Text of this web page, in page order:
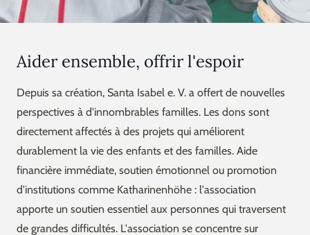
Aider ensemble, offrir l'espoir
Depuis sa création, Santa Isabel e. V. a offert de nouvelles
perspectives à d'innombrables familles. Les dons sont
directement affectés à des projets qui améliorent
durablement la vie des enfants et des familles. Aide
financière immédiate, soutien émotionnel ou promotion
d'institutions comme Katharinenhöhe : l'association
apporte un soutien essentiel aux personnes qui traversent
de grandes difficultés. L'association se concentre sur